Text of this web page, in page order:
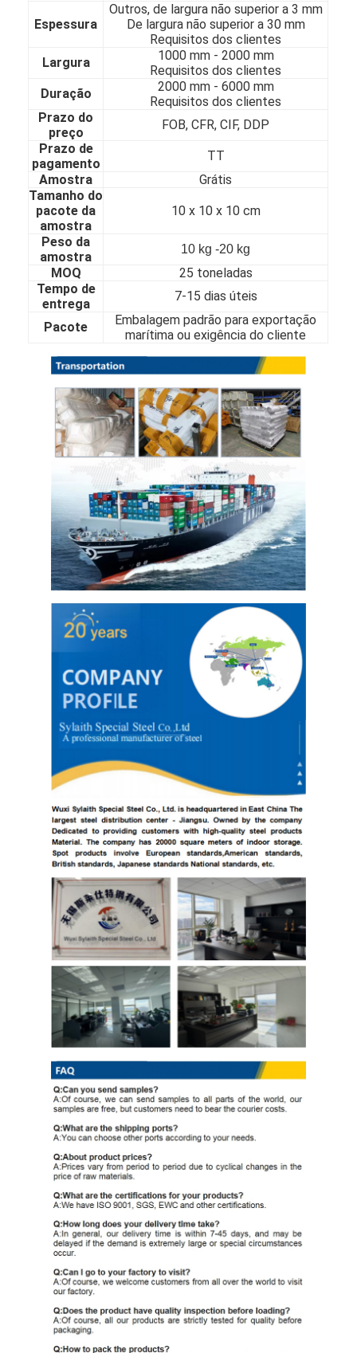
Controle de Qualidade
Contacte-nos
Notícias
folha de aço inoxidável laminada
Bobina de aço inoxidável laminada
folha de aço inoxidável laminada a alta temperatura
Bobina de aço inoxidável laminada a alta temperatura
Folhas de aço inoxidável 304
Tubulação 304 de aço inoxidável
Folha de aço inoxidável 316L
Tubo de Aço Inoxidável 316L
2205 Chapa de aço inoxidável
Placa de aço inoxidável lustrada
Tubos decorativos de aço inoxidável
barra de aço inoxidável
Material de cobre
Espessura
Outros, de largura não superior a 3 mm
De largura não superior a 30 mm
Requisitos dos clientes
Largura
1000 mm - 2000 mm
Requisitos dos clientes
Duração
2000 mm - 6000 mm
Requisitos dos clientes
Prazo do
preço
FOB, CFR, CIF, DDP
Prazo de
pagamento
TT
Amostra
Grátis
Tamanho do
pacote da
amostra
10 x 10 x 10 cm
Peso da
amostra
10 kg -20 kg
MOQ
25 toneladas
Tempo de
entrega
7-15 dias úteis
Pacote
Embalagem padrão para exportação
marítima ou exigência do cliente